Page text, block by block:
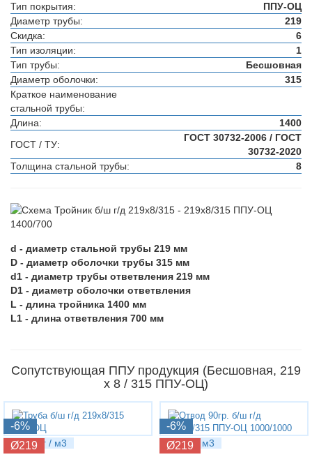
Тип покрытия:
ППУ-ОЦ
Диаметр трубы:
219
Скидка:
6
Тип изоляции:
1
Тип трубы:
Бесшовная
Диаметр оболочки:
315
Краткое наименование
стальной трубы:
Длина:
1400
ГОСТ / ТУ:
ГОСТ 30732-2006 / ГОСТ
30732-2020
Толщина стальной трубы:
8
d - диаметр стальной трубы 219 мм
D - диаметр оболочки трубы 315 мм
d1 - диаметр трубы ответвления 219 мм
D1 - диаметр оболочки ответвления
L - длина тройника 1400 мм
L1 - длина ответвления 700 мм
Сопутствующая ППУ продукция (Бесшовная, 219
х 8 / 315 ППУ-ОЦ)
-6%
Ø219
54.06 кг / м3
-6%
Ø219
108 кг / м3